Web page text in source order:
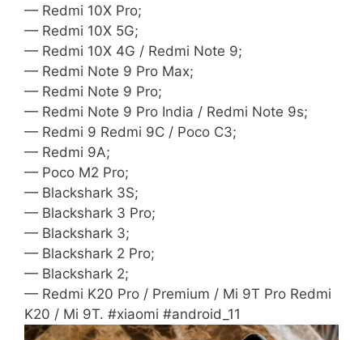
— Redmi 10X Pro;
— Redmi 10X 5G;
— Redmi 10X 4G / Redmi Note 9;
— Redmi Note 9 Pro Max;
— Redmi Note 9 Pro;
— Redmi Note 9 Pro India / Redmi Note 9s;
— Redmi 9 Redmi 9C / Poco C3;
— Redmi 9A;
— Poco M2 Pro;
— Blackshark 3S;
— Blackshark 3 Pro;
— Blackshark 3;
— Blackshark 2 Pro;
— Blackshark 2;
— Redmi K20 Pro / Premium / Mi 9T Pro Redmi
K20 / Mi 9T. #xiaomi #android_11